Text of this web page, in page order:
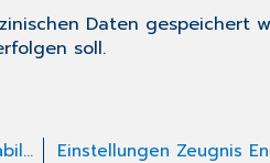
Daten gespeichert
soll.
Einstellungen Verordnung medizinischer Rehabilitation Einstellungen Zeugnis